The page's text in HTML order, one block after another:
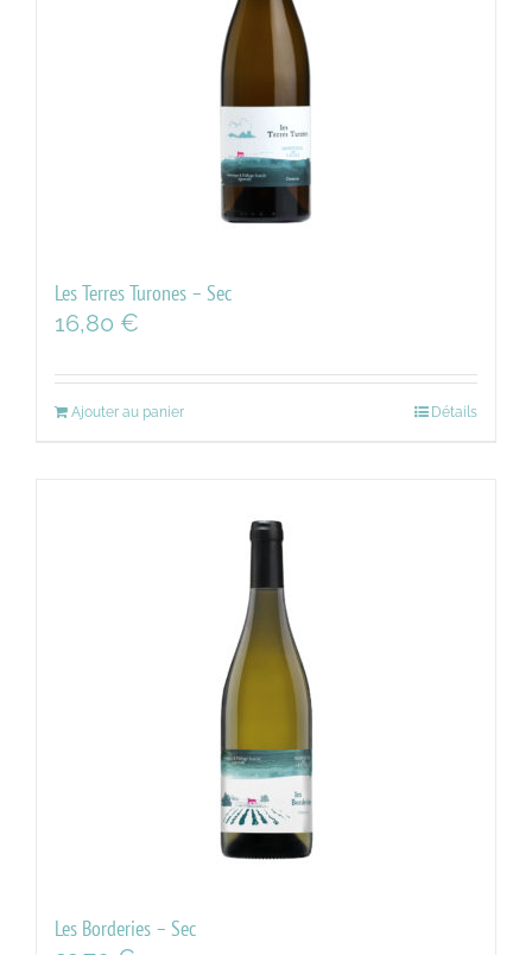
Les Terres Turones – Sec
16,80 €
Ajouter au panier Détails
Les Borderies – Sec